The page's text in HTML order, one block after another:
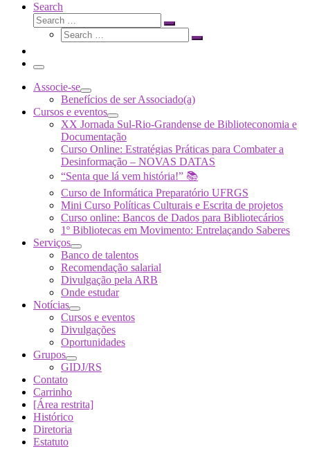
Search
Search
Search
Search
Search
Menu
Associe-se
Benefícios de ser Associado(a)
Cursos e eventos
XX Jornada Sul-Rio-Grandense de Biblioteconomia e
Documentação
Curso Online: Estratégias Práticas para Combater a
Desinformação – NOVAS DATAS
“Senta que lá vem história!” 📚
Curso de Informática Preparatório UFRGS
Mini Curso Políticas Culturais e Escrita de projetos
Curso online: Bancos de Dados para Bibliotecários
1º Bibliotecas em Movimento: Entrelaçando Saberes
Serviços
Banco de talentos
Recomendação salarial
Divulgação pela ARB
Onde estudar
Notícias
Cursos e eventos
Divulgações
Oportunidades
Grupos
GIDJ/RS
Contato
Carrinho
[Área restrita]
Histórico
Diretoria
Estatuto